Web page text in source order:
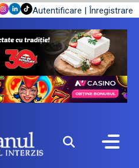
Autentificare | Înregistrare